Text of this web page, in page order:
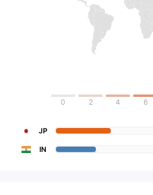
0 2 4 6
JP
IN